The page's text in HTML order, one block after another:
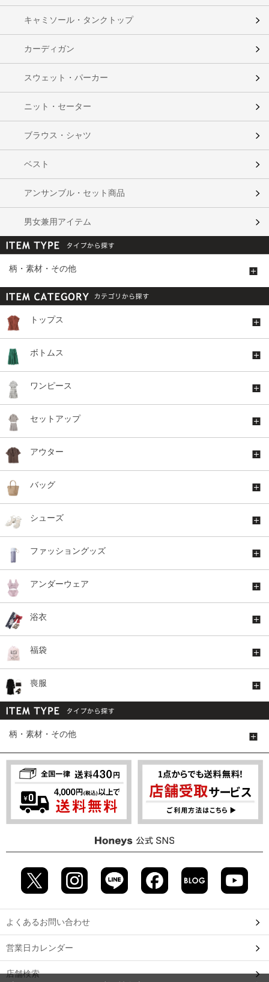
キャミソール・タンクトップ
カーディガン
スウェット・パーカー
ニット・セーター
ブラウス・シャツ
ベスト
アンサンブル・セット商品
男女兼用アイテム
柄・素材・その他
トップス
ボトムス
ワンピース
セットアップ
アウター
バッグ
シューズ
ファッショングッズ
アンダーウェア
浴衣
福袋
喪服
柄・素材・その他
よくあるお問い合わせ
営業日カレンダー
店舗検索